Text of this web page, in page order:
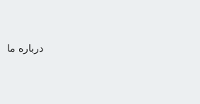
درباره ما